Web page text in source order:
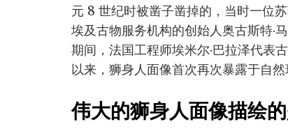
元 8 世纪时被凿子凿掉的，当时一位
埃及古物服务机构的创始人奥古斯特·
期间，法国工程师埃米尔·巴拉泽代表
以来，狮身人面像首次再次暴露于自然
伟大的狮身人面像描绘